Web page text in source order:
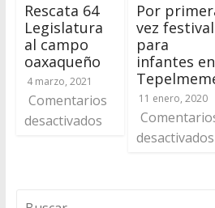
Rescata 64
Legislatura
al campo
oaxaqueño
4 marzo, 2021
Comentarios
desactivados
Por
vez festival
para
infantes en
11 enero, 2020
desactivados